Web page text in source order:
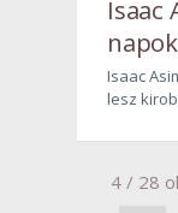
Isaac
Isaac
lesz
4 / 28